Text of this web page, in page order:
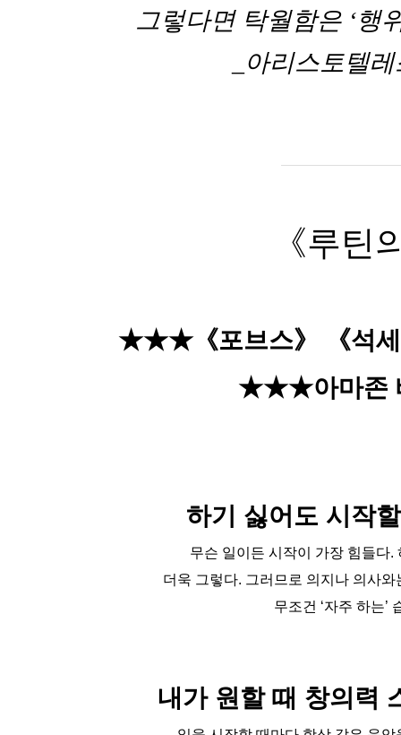
그렇다면 탁월함은 ‘행
_아리스토텔
《루틴
★★★《포브스》
《석
★★★아마존
하기 싫어도 시작
무슨 일이든 시작이 가장 힘들다.
더욱 그렇다. 그러므로 의지나 의사
무조건 ‘자주 하는’
내가 원할 때 창의력